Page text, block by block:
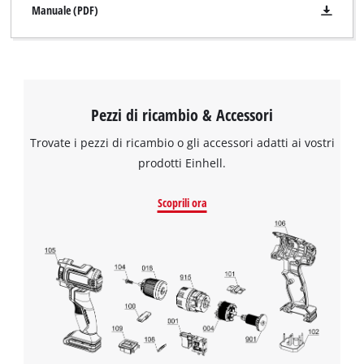
Manuale (PDF)
Pezzi di ricambio & Accessori
Trovate i pezzi di ricambio o gli accessori adatti ai vostri
prodotti Einhell.
Scoprili ora